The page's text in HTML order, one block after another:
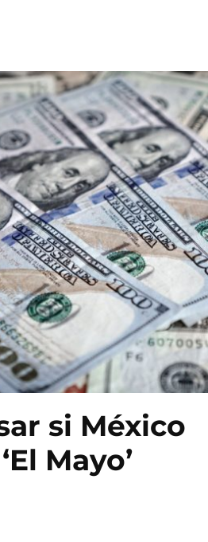
si México
Mayo’